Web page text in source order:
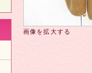
画像を拡大する